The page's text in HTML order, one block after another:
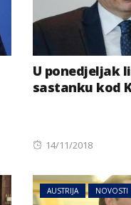
U ponedjeljak
sastanku kod
Posted
14/11/2018
AUSTRIJA NOVOSTI